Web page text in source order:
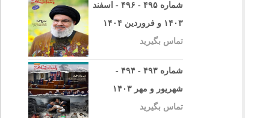
شماره ۴۹۵ - ۴۹۶ - اسفند
۱۴۰۳ و فروردین ۱۴۰۴
تماس بگیرید
شماره ۴۹۳ - ۴۹۴ -
شهریور و مهر ۱۴۰۳
تماس بگیرید